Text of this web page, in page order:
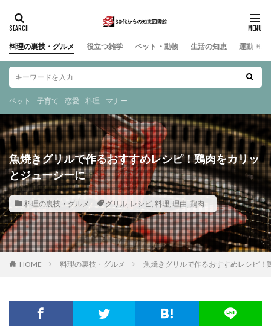
料理の裏技・グルメ 役立つ雑学 ペット・動物 生活の知恵 運動・ス
ペット 子育て 恋愛 料理 マナー
魚焼きグリルで作るおすすめレシピ！鶏肉をカリッ
とジューシーに
料理の裏技・グルメ グリル, レシピ, 料理, 理由, 鶏肉
HOME 料理の裏技・グルメ 魚焼きグリルで作るおすすめレシピ！